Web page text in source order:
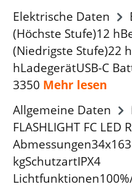
Elektrische Daten
(Höchste Stufe)12
(Niedrigste Stufe)22
hLadegerätUSB-C
3350 Mehr lesen
Allgemeine Daten
FLASHLIGHT FC LED
kgSchutzartIPX4